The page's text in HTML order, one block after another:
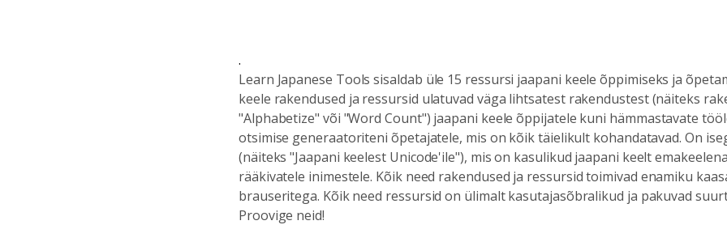
.
Learn Japanese Tools sisaldab üle 15 ressursi jaapani keele õppimiseks ja
keele rakendused ja ressursid ulatuvad väga lihtsatest rakendustest (näiteks
"Alphabetize" või "Word Count") jaapani keele õppijatele kuni hämmastavate
otsimise generaatoriteni õpetajatele, mis on kõik täielikult kohandatavad. On
(näiteks "Jaapani keelest Unicode'ile"), mis on kasulikud jaapani keelt
rääkivatele inimestele. Kõik need rakendused ja ressursid toimivad enamiku
brauseritega. Kõik need ressursid on ülimalt kasutajasõbralikud ja pakuvad
Proovige neid!